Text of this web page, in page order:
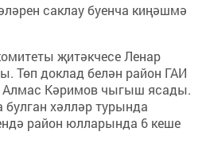
саклау буенча киңәшмә
җитәкчесе Ленар
Төп доклад белән район ГАИ
Алмас Кәримов чыгыш ясады.
хәлләр турында
район юлларында 6 кеше